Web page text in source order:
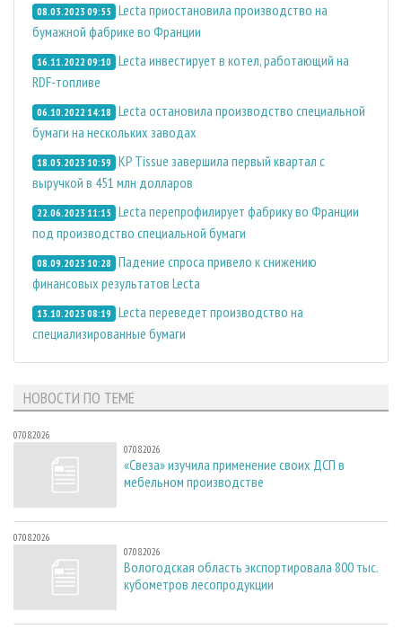
08.03.2023 09:55 Lecta приостановила производство на
бумажной фабрике во Франции
16.11.2022 09:10 Lecta инвестирует в котел, работающий на
RDF-топливе
06.10.2022 14:18 Lecta остановила производство специальной
бумаги на нескольких заводах
18.05.2023 10:59 KP Tissue завершила первый квартал с
выручкой в 451 млн долларов
22.06.2023 11:15 Lecta перепрофилирует фабрику во Франции
под производство специальной бумаги
08.09.2023 10:28 Падение спроса привело к снижению
финансовых результатов Lecta
13.10.2023 08:19 Lecta переведет производство на
специализированные бумаги
НОВОСТИ ПО ТЕМЕ
07.08.2026
07.08.2026
«Свеза» изучила применение своих ДСП в
мебельном производстве
07.08.2026
07.08.2026
Вологодская область экспортировала 800 тыс.
кубометров лесопродукции